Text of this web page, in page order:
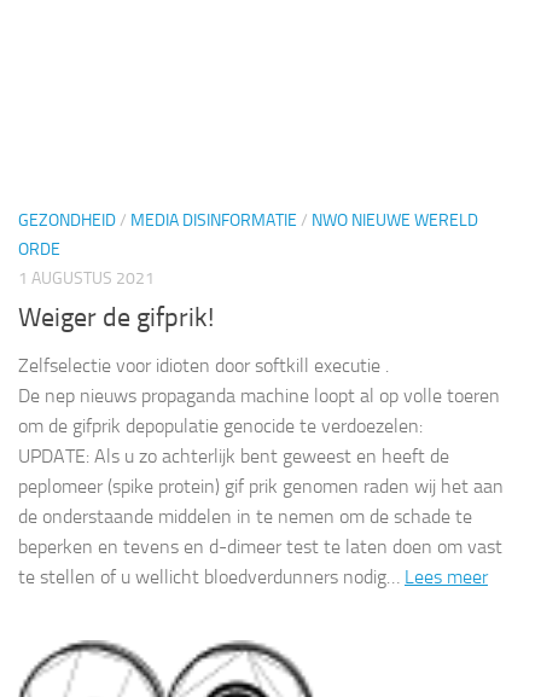
GEZONDHEID/ MEDIA DISINFORMATIE / NWO NIEUWE WERELD
ORDE
1 AUGUSTUS 2021
Weiger de gifprik!
Zelfselectie voor idioten door softkill executie .
De nep nieuws propaganda machine loopt al op volle toeren
om de gifprik depopulatie genocide te verdoezelen:
UPDATE: Als u zo achterlijk bent geweest en heeft de
peplomeer (spike protein) gif prik genomen raden wij het aan
de onderstaande middelen in te nemen om de schade te
beperken en tevens en d-dimeer test te laten doen om vast
te stellen of u wellicht bloedverdunners nodig… Lees meer